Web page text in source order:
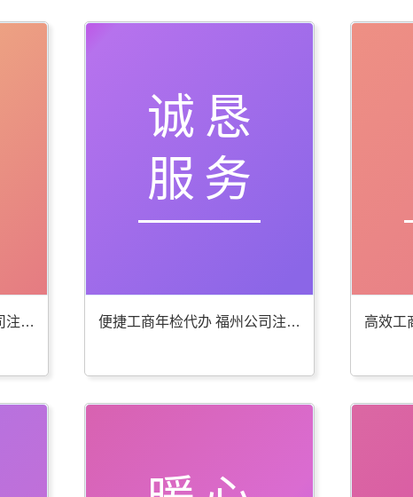
贴心工商注册公司 福州公司注册服务好
诚恳
服务
便捷工商年检代办 福州公司注册服务佳